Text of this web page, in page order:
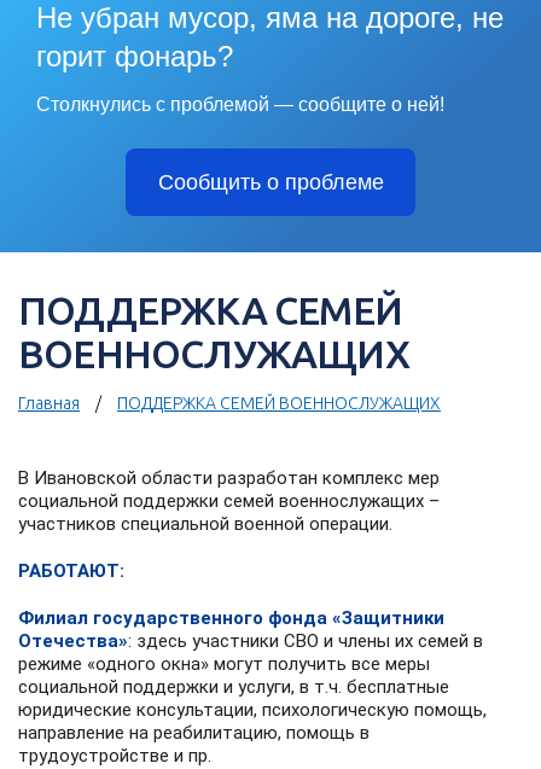
Не убран мусор, яма на дороге, не
горит фонарь?
Столкнулись с проблемой — сообщите о ней!
Сообщить о проблеме
ПОДДЕРЖКА СЕМЕЙ
ВОЕННОСЛУЖАЩИХ
Главная ПОДДЕРЖКА СЕМЕЙ ВОЕННОСЛУЖАЩИХ
В Ивановской области разработан комплекс мер
социальной поддержки семей военнослужащих –
участников специальной военной операции.
РАБОТАЮТ:
Филиал государственного фонда «Защитники
Отечества»: здесь участники СВО и члены их семей в
режиме «одного окна» могут получить все меры
социальной поддержки и услуги, в т.ч. бесплатные
юридические консультации, психологическую помощь,
направление на реабилитацию, помощь в
трудоустройстве и пр.